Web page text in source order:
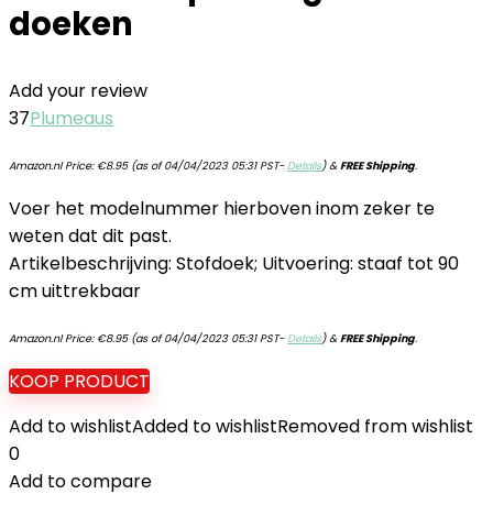
doeken
Add your review
37Plumeaus
Amazon.nl Price: €8.95(as of 04/04/2023 05:31 PST- Details)&FREE Shipping.
Voer het modelnummer hierboven inom zeker te
weten dat dit past.
Artikelbeschrijving: Stofdoek; Uitvoering: staaf tot 90
cm uittrekbaar
Amazon.nl Price: €8.95(as of 04/04/2023 05:31 PST- Details)&FREE Shipping.
KOOP PRODUCT
Add to wishlistAdded to wishlistRemoved from wishlist
0
Add to compare